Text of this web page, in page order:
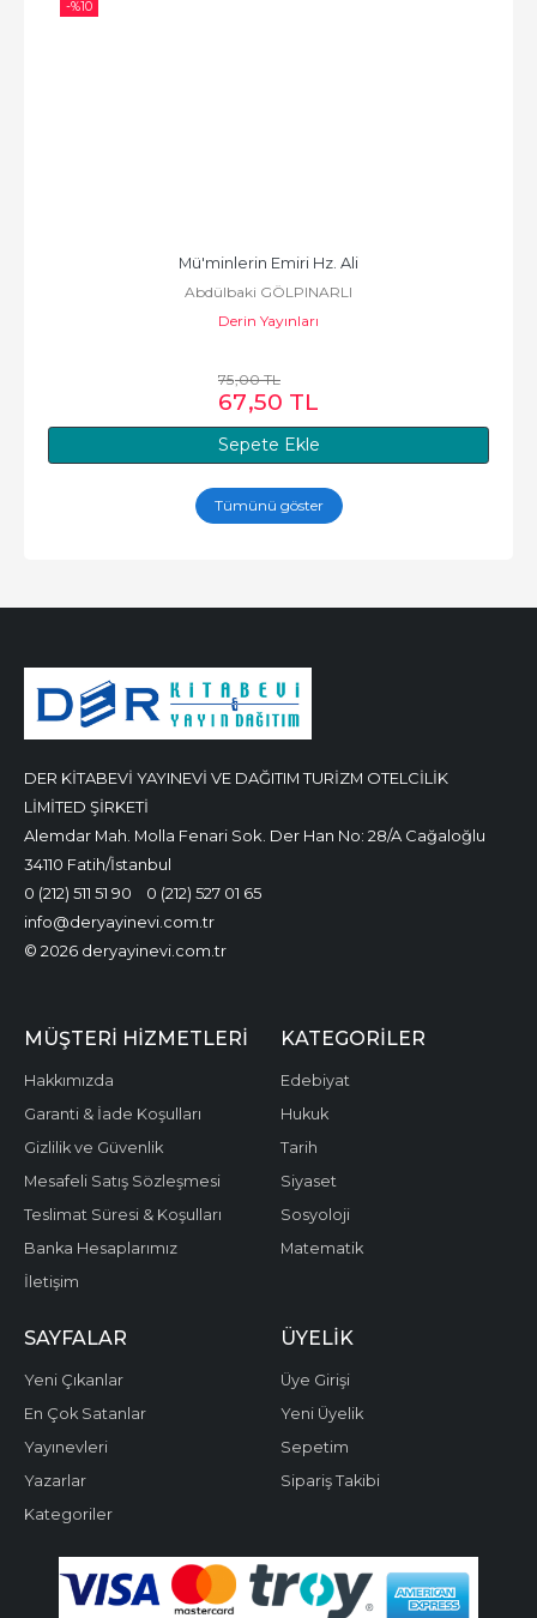
-%10
Sepete Ekle
Mü'minlerin Emiri Hz. Ali
Abdülbaki GÖLPINARLI
Derin Yayınları
75,00TL
67,50 TL
Tümünü göster
DER KİTABEVİ YAYINEVİ VE DAĞITIM TURİZM OTELCİLİK
LİMİTED ŞİRKETİ
Alemdar Mah. Molla Fenari Sok. Der Han No: 28/A Cağaloğlu
34110 Fatih/İstanbul
0 (212) 511 51 90
0 (212) 527 01 65
info@deryayinevi.com.tr
© 2026 deryayinevi.com.tr
MÜŞTERI HIZMETLERI
Hakkımızda
Garanti & İade Koşulları
Gizlilik ve Güvenlik
Mesafeli Satış Sözleşmesi
Teslimat Süresi & Koşulları
Banka Hesaplarımız
İletişim
KATEGORILER
Edebiyat
Hukuk
Tarih
Siyaset
Sosyoloji
Matematik
SAYFALAR
Yeni Çıkanlar
En Çok Satanlar
Yayınevleri
Yazarlar
Kategoriler
ÜYELIK
Üye Girişi
Yeni Üyelik
Sepetim
Sipariş Takibi